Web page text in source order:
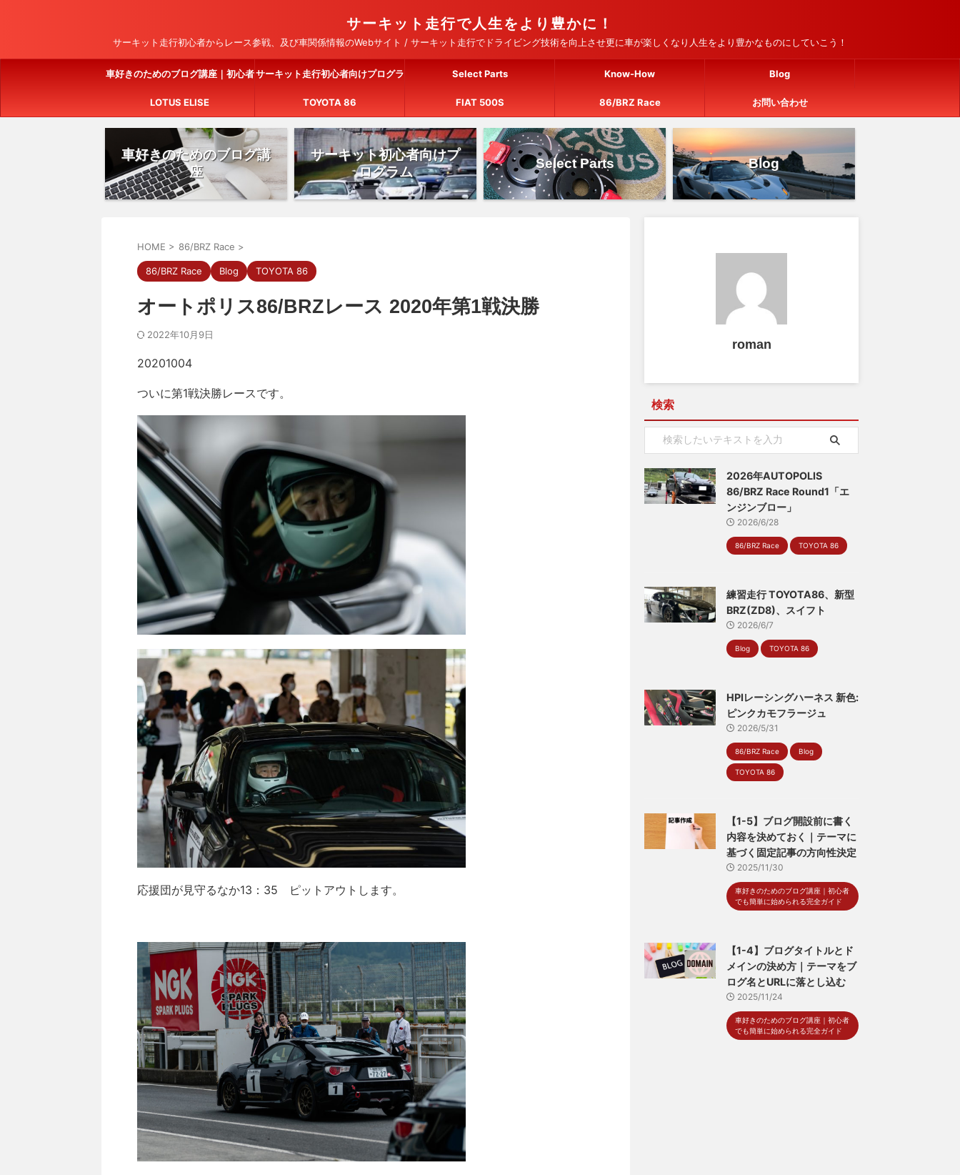
サーキット走行で人生をより豊かに！
サーキット走行初心者からレース参戦、及び車関係情報のWebサイト / サーキット走行でドライビング技術を向上させ更に車が楽しくなり人生をより豊かなものにしていこう！
車好きのためのブログ講座｜初心者
でも簡単に始められる完全ガイド
サーキット走行初心者向けプログラ
ム
Select Parts Know-How Blog
LOTUS ELISE TOYOTA 86 FIAT 500S 86/BRZ Race お問い合わせ
車好きのためのブログ講
座
サーキット初心者向けプ
ログラム
Select Parts Blog
HOME > 86/BRZ Race >
86/BRZ Race Blog TOYOTA 86
オートポリス86/BRZレース 2020年第1戦決勝
2022年10月9日
20201004
ついに第1戦決勝レースです。
応援団が見守るなか13：35 ピットアウトします。
roman
検索
2026年AUTOPOLIS
86/BRZ Race Round1「エ
ンジンブロー」
2026/6/28
86/BRZ Race TOYOTA 86
練習走行 TOYOTA86、新型
BRZ(ZD8)、スイフト
2026/6/7
Blog TOYOTA 86
HPIレーシングハーネス 新色:
ピンクカモフラージュ
2026/5/31
86/BRZ Race Blog
TOYOTA 86
【1-5】ブログ開設前に書く
内容を決めておく｜テーマに
基づく固定記事の方向性決定
2025/11/30
車好きのためのブログ講座｜初心者
でも簡単に始められる完全ガイド
【1-4】ブログタイトルとド
メインの決め方｜テーマをブ
ログ名とURLに落とし込む
2025/11/24
車好きのためのブログ講座｜初心者
でも簡単に始められる完全ガイド